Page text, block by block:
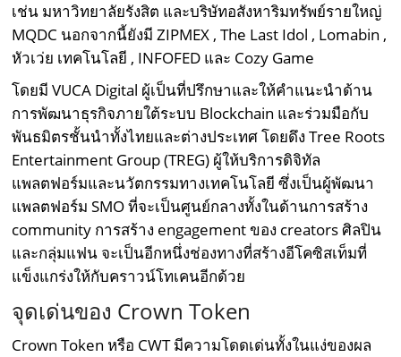
เช่น มหาวิทยาลัยรังสิต และบริษัทอสังหาริมทรัพย์รายใหญ่
MQDC นอกจากนี้ยังมี ZIPMEX , The Last Idol , Lomabin ,
หัวเว่ย เทคโนโลยี , INFOFED และ Cozy Game
โดยมี VUCA Digital ผู้เป็นที่ปรึกษาและให้คำแนะนำด้าน
การพัฒนาธุรกิจภายใต้ระบบ Blockchain และร่วมมือกับ
พันธมิตรชั้นนำทั้งไทยและต่างประเทศ โดยดึง Tree Roots
Entertainment Group (TREG) ผู้ให้บริการดิจิทัล
แพลตฟอร์มและนวัตกรรมทางเทคโนโลยี ซึ่งเป็นผู้พัฒนา
แพลตฟอร์ม SMO ที่จะเป็นศูนย์กลางทั้งในด้านการสร้าง
community การสร้าง engagement ของ creators ศิลปิน
และกลุ่มแฟน จะเป็นอีกหนึ่งช่องทางที่สร้างอีโคซิสเท็มที่
แข็งแกร่งให้กับคราวน์โทเคนอีกด้วย
จุดเด่นของ Crown Token
Crown Token หรือ CWT มีความโดดเด่นทั้งในแง่ของผล